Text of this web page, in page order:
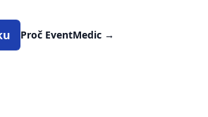
Proč EventMedic →